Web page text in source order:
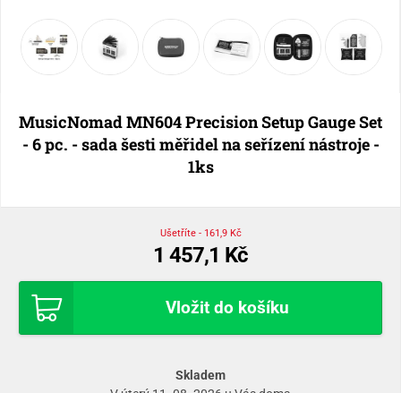
MusicNomad MN604 Precision Setup Gauge Set
- 6 pc. - sada šesti měřidel na seřízení nástroje -
1ks
Ušetříte - 161,9 Kč
1 457,1 Kč
Vložit do košíku
Skladem